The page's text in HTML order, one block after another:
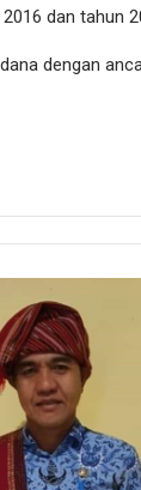
dan tahun
dengan